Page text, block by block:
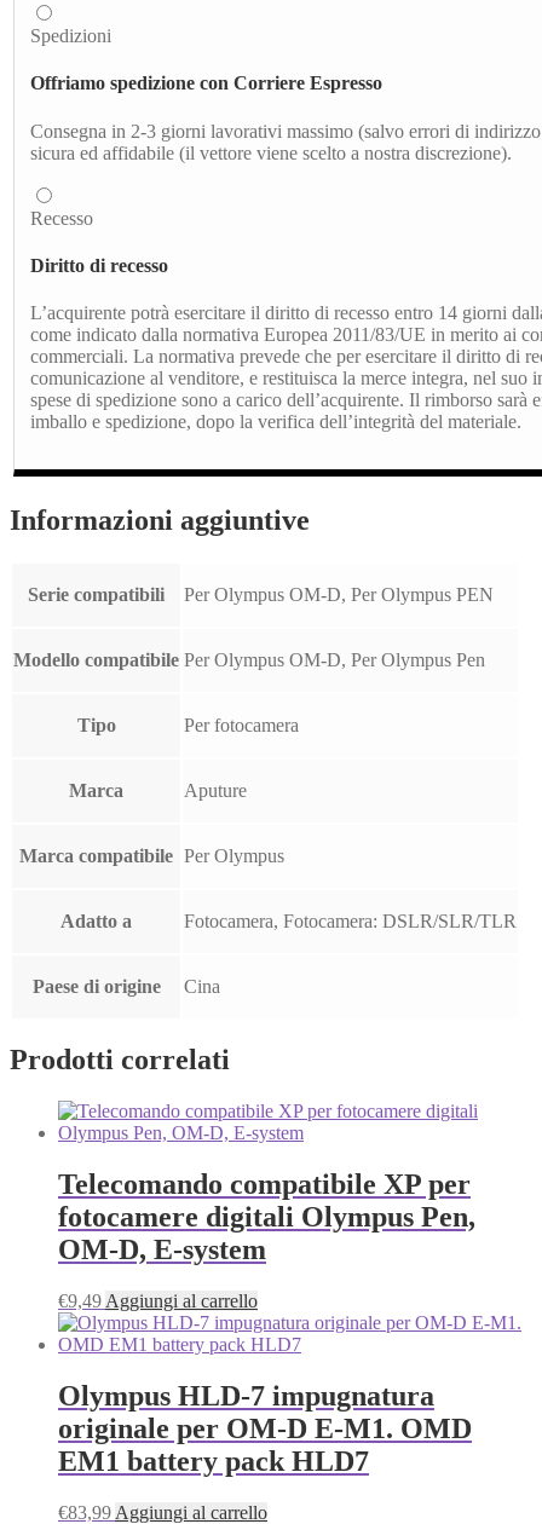
Spedizioni
Offriamo spedizione con Corriere Espresso
Consegna in 2-3 giorni lavorativi massimo (salvo errori di indirizzo
sicura ed affidabile (il vettore viene scelto a nostra discrezione).
Recesso
Diritto di recesso
L’acquirente potrà esercitare il diritto di recesso entro 14 giorni
come indicato dalla normativa Europea 2011/83/UE in merito ai
commerciali. La normativa prevede che per esercitare il diritto di
comunicazione al venditore, e restituisca la merce integra, nel suo
spese di spedizione sono a carico dell’acquirente. Il rimborso sarà
imballo e spedizione, dopo la verifica dell’integrità del materiale.
Informazioni aggiuntive
Serie compatibili Per Olympus OM-D, Per Olympus PEN
Modello compatibile Per Olympus OM-D, Per Olympus Pen
Tipo Per fotocamera
Marca Aputure
Marca compatibile Per Olympus
Adatto a Fotocamera, Fotocamera: DSLR/SLR/TLR
Paese di origine Cina
Prodotti correlati
Telecomando compatibile XP per
fotocamere digitali Olympus Pen,
OM-D, E-system
€9,49 Aggiungi al carrello
Olympus HLD-7 impugnatura
originale per OM-D E-M1. OMD
EM1 battery pack HLD7
€83,99 Aggiungi al carrello